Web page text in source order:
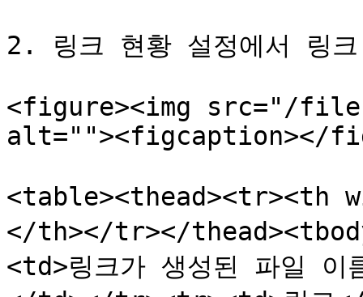
2. 링크 현황 설정에서 링
<figure><img src="/
alt=""><figcaption></
<table><thead><tr><th
</th></tr></
<td>링크가 생성된 파일 이